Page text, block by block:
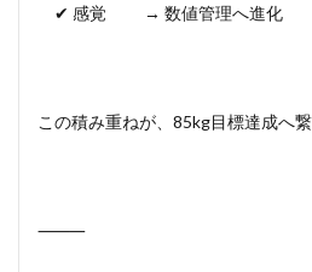
✔ 感覚 → 数値管理へ進化
この積み重ねが、85kg目標達成へ
⸻